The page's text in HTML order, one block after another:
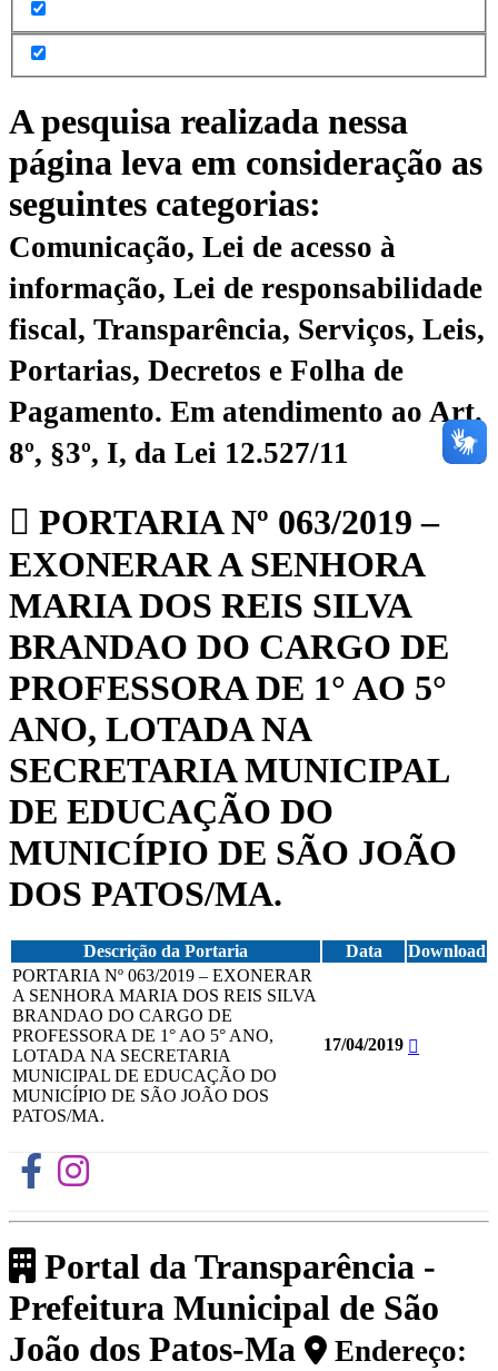
A pesquisa realizada nessa
página leva em consideração as
seguintes categorias:
Comunicação, Lei de acesso à
informação, Lei de responsabilidade
fiscal, Transparência, Serviços, Leis,
Portarias, Decretos e Folha de
Pagamento. Em atendimento ao Art.
8º, §3º, I, da Lei 12.527/11
PORTARIA Nº 063/2019 –
EXONERAR A SENHORA
MARIA DOS REIS SILVA
BRANDAO DO CARGO DE
PROFESSORA DE 1° AO 5°
ANO, LOTADA NA
SECRETARIA MUNICIPAL
DE EDUCAÇÃO DO
MUNICÍPIO DE SÃO JOÃO
DOS PATOS/MA.
Descrição da Portaria Data
Download
PORTARIA Nº 063/2019 – EXONERAR
A SENHORA MARIA DOS REIS SILVA
BRANDAO DO CARGO DE
PROFESSORA DE 1° AO 5° ANO,
LOTADA NA SECRETARIA
MUNICIPAL DE EDUCAÇÃO DO
MUNICÍPIO DE SÃO JOÃO DOS
PATOS/MA.
17/04/2019
Portal da Transparência -
Prefeitura Municipal de São
João dos Patos-Ma
Endereço: